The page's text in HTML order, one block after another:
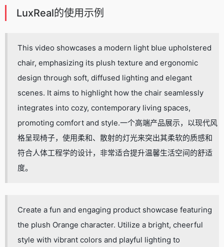
LuxReal的使用示例
This video showcases a modern light blue upholstered
chair, emphasizing its plush texture and ergonomic
design through soft, diffused lighting and elegant
scenes. It aims to highlight how the chair seamlessly
integrates into cozy, contemporary living spaces,
promoting comfort and style.一个高端产品展示，以现代风
格呈现椅子，使用柔和、散射的灯光来突出其柔软的质感和
符合人体工程学的设计，非常适合提升温馨生活空间的舒适
度。
Create a fun and engaging product showcase featuring
the plush Orange character. Utilize a bright, cheerful
style with vibrant colors and playful lighting to